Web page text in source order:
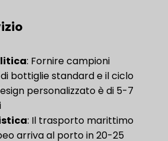
​: Fornire campioni
bottiglie standard e il ciclo
personalizzato è di 5-7
​: Il trasporto marittimo
arriva al porto in 20-25